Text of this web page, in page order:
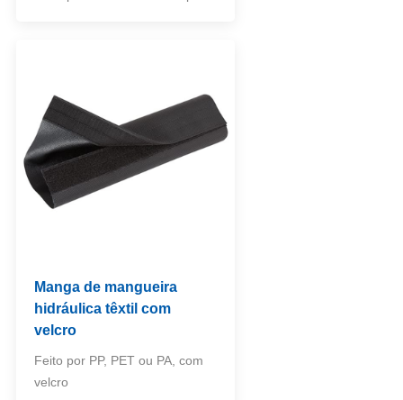
Manga de mangueira
hidráulica têxtil com
velcro
Feito por PP, PET ou PA, com
velcro